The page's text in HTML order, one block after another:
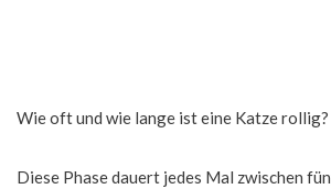
Wie oft und wie lange ist eine Katze rollig?
Diese Phase dauert jedes Mal zwischen